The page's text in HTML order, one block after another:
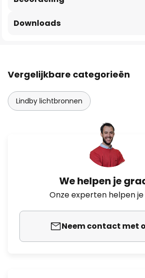
Downloads
Vergelijkbare categorieën
Lindby lichtbronnen
We helpen je
Onze experten helpen
Neem contact met